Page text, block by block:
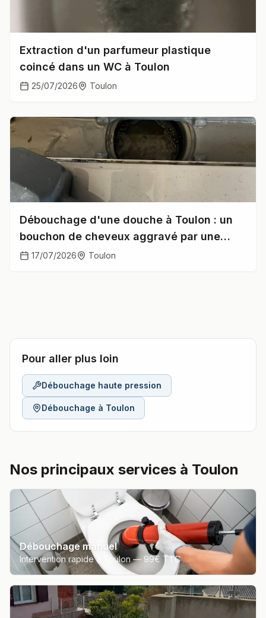
Extraction d'un parfumeur plastique
coincé dans un WC à Toulon
25/07/2026 Toulon
Débouchage d'une douche à Toulon : un
bouchon de cheveux aggravé par une
pente insuffisante
17/07/2026 Toulon
Pour aller plus loin
Débouchage haute pression
Débouchage à Toulon
Nos principaux services à Toulon
Débouchage manuel
Intervention rapide à Toulon — 99€ TTC